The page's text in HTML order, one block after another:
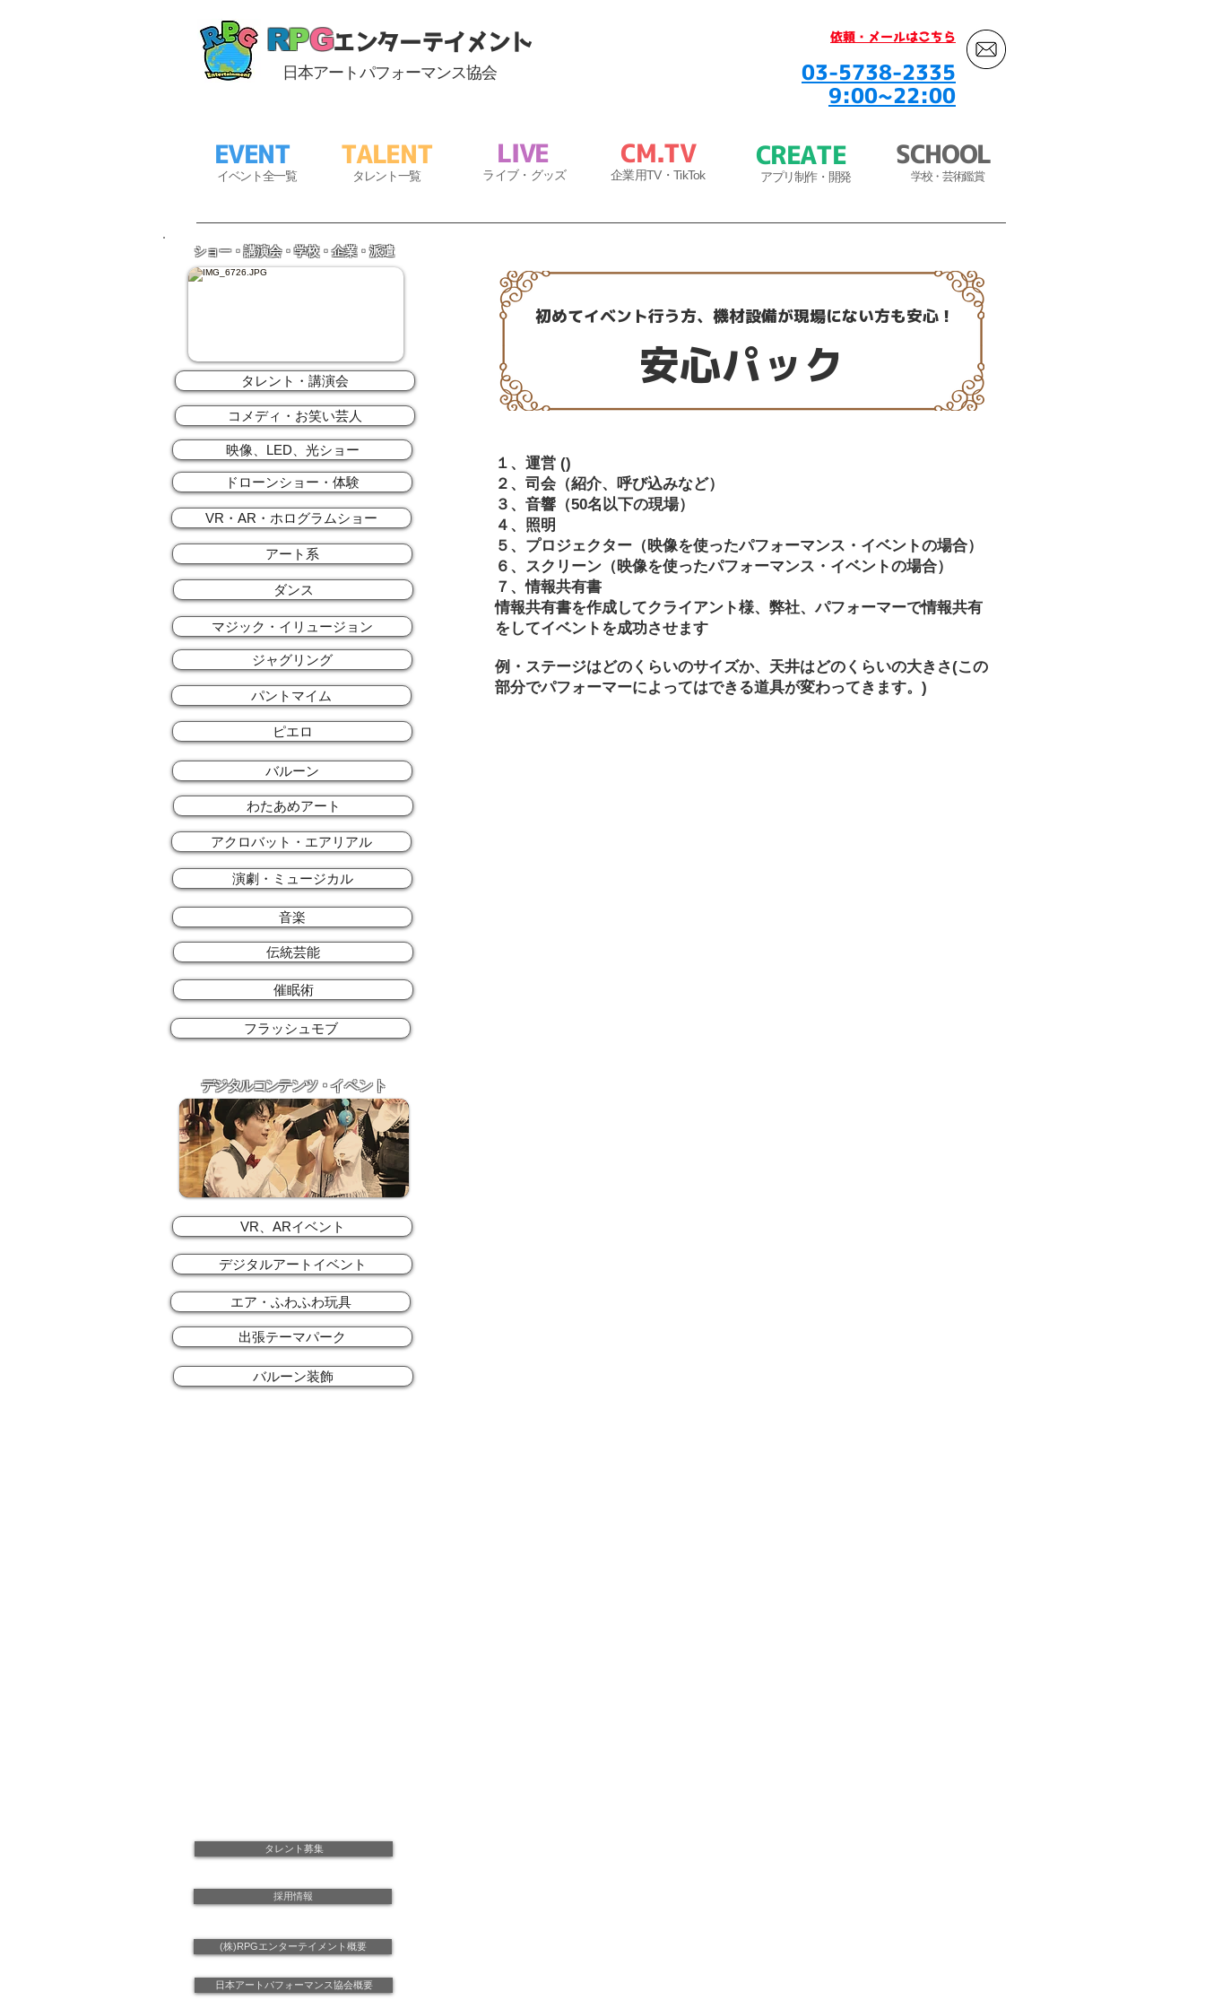
RPGエンターテイメント
日本アートパフォーマンス協会
EVENT
イベント全一覧
TALENT
タレント一覧
​LIVE
ライブ・ グッズ
C M.TV
企業用TV・TikTok
​依頼・メールはこちら
03-5738-2335
9:00~22:00
CREATE
アプリ制作・開発
SCHOOL
学校・芸術鑑賞
ショー・講演会・学校・企業・派遣
タレント・講演会
コメディ・お笑い芸人
映像、LED、光ショー
ドローンショー・体験
VR・AR・ホログラムショー
アート系
ダンス
マジック・イリュージョン
ジャグリング
パントマイム
ピエロ
バルーン
わたあめアート
アクロバット・エアリアル
演劇・ミュージカル
音楽
伝統芸能
催眠術
フラッシュモブ
デジタルコンテンツ​・​イベント
VR、ARイベント
デジタルアートイベント
エア・ふわふわ玩具
出張テーマパーク
バルーン装飾
​初めてイベント行う方、機材設備が現場にない方も安心！
安心パック
１、運営 ()
２、司会（紹介、呼び込みなど）​
３、音響（50名以下の現場）
４、照明
５、プロジェクター（映像を使ったパフォーマンス・イベントの場合）
６、スクリーン（映像を使ったパフォーマンス・イベントの場合）
７、情報共有書
情報共有書を作成してクライアント様、弊社、パフォーマーで情報共有
をしてイベントを成功させます
例・ステージはどのくらいのサイズか、天井はどのくらいの大きさ(この
部分でパフォーマーによってはできる道具が変わってきます。)
タレント募集
採用情報
(株)RPGエンターテイメント概要
日本アートパフォーマンス協会概要